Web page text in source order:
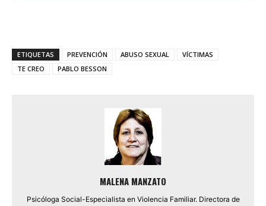
ETIQUETAS PREVENCIÓN ABUSO SEXUAL
VÍCTIMAS
TE CREO
PABLO BESSON
MALENA MANZATO
Psicóloga Social-Especialista en Violencia Familiar. Directora de